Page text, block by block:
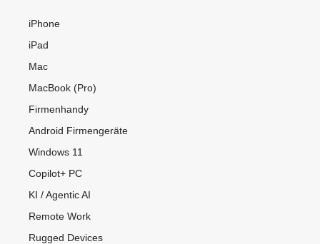
iPhone
iPad
Mac
MacBook (Pro)
Firmenhandy
Android Firmengeräte
Windows 11
Copilot+ PC
KI / Agentic AI
Remote Work
Rugged Devices